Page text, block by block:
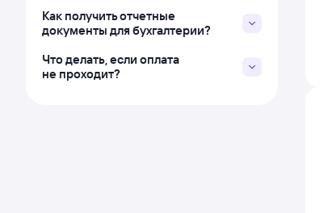
Как получить отчетные
документы для бухгалтерии?
Что делать, если оплата
не проходит?